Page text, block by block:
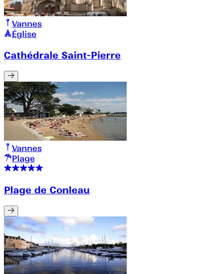
Vannes
Église
Cathédrale Saint-Pierre
Vannes
Plage
Plage de Conleau